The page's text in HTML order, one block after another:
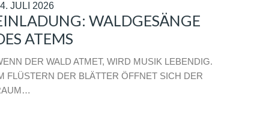
JULI 2026
WALDGESÄNGE
ATEMS
DER WALD ATMET, WIRD MUSIK LEBENDIG.
FLÜSTERN DER BLÄTTER ÖFFNET SICH DER